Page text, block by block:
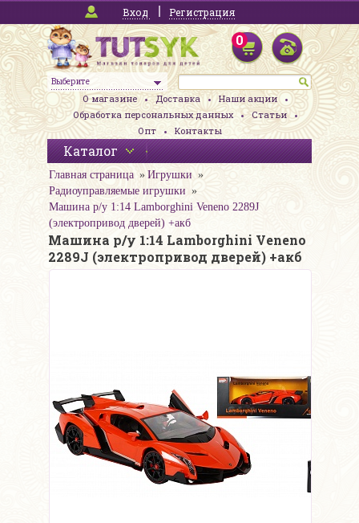
Вход Регистрация
Выберите
0
О магазине Доставка
Наши акции
Обработка персональных данных
Статьи
Опт
Контакты
Каталог
Главная страница
Игрушки
Радиоуправляемые игрушки
Машина р/у 1:14 Lamborghini Veneno 2289J
(электропривод дверей) +акб
Машина р/у 1:14 Lamborghini Veneno
2289J (электропривод дверей) +акб